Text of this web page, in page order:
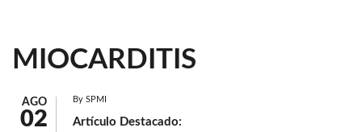
MIOCARDITIS
AGO
02
By SPMI
Artículo Destacado: